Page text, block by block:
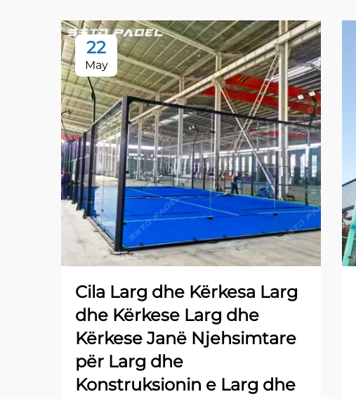
22
May
Cila Larg dhe Kërkesa Larg
dhe Kërkese Larg dhe
Kërkese Janë Njehsimtare
për Larg dhe
Konstruksionin e Larg dhe